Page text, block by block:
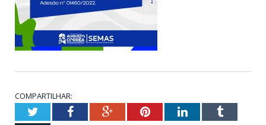
COMPARTILHAR:
TwitterFacebookGoogle+Pinterest
LinkedIn